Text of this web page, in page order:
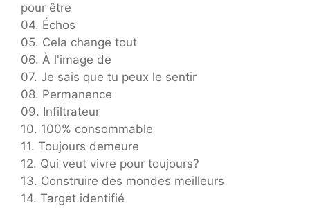
pour être
04. Échos
05. Cela change tout
06. À l'image de
07. Je sais que tu peux le sentir
08. Permanence
09. Infiltrateur
10. 100% consommable
11. Toujours demeure
12. Qui veut vivre pour toujours?
13. Construire des mondes meilleurs
14. Target identifié